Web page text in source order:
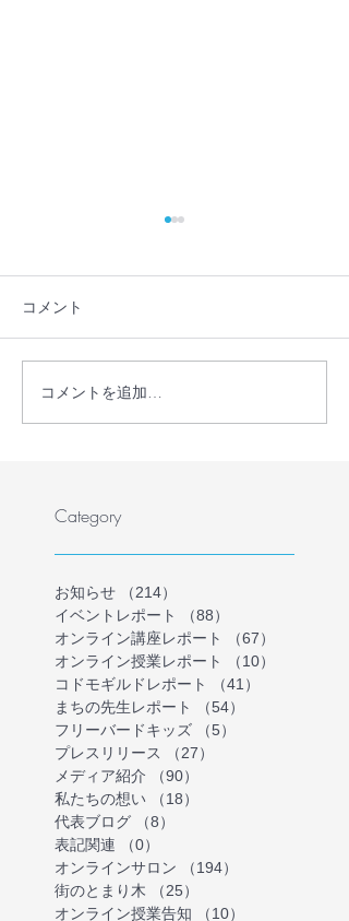
【プレスリリース】学校
に行かない・行けない子
コメント
コメントを追加…
Category
お知らせ （214）
イベントレポート
（88）
オンライン講座レポート
（67）
オンライン授業レポート
（10）
コドモギルドレポート
（41）
まちの先生レポート
（54）
フリーバードキッズ
（5）
プレスリリース
（27）
メディア紹介
（90）
私たちの想い
（18）
代表ブログ
（8）
表記関連
（0）
オンラインサロン
（194）
街のとまり木
（25）
オンライン授業告知
（10）